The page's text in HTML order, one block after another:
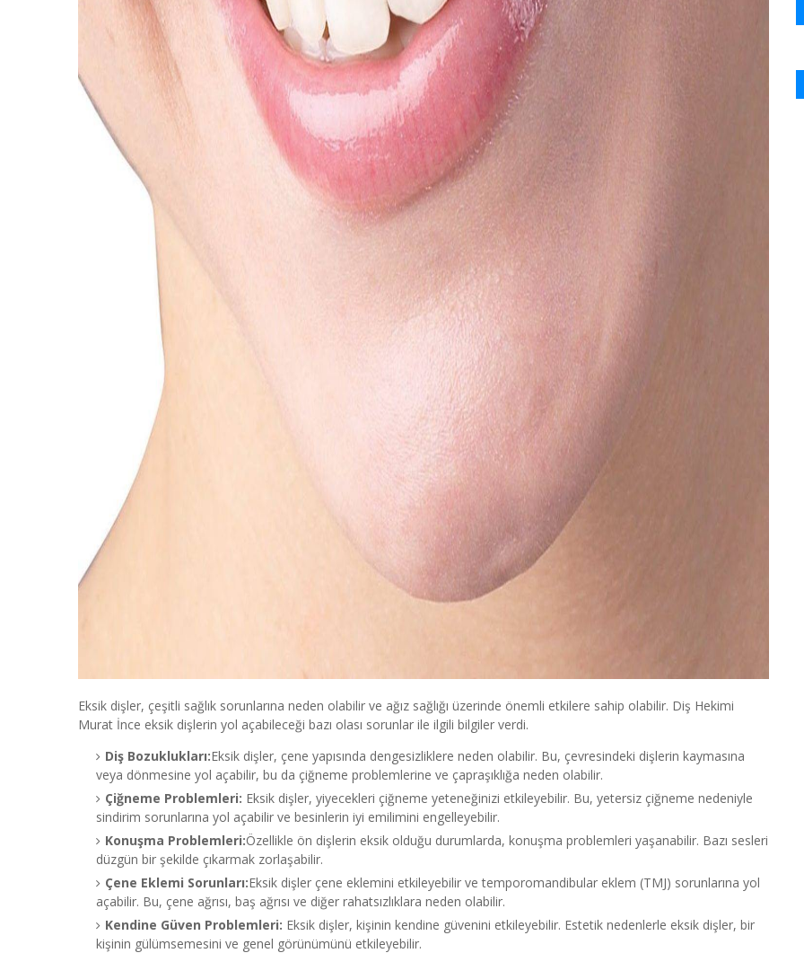
Eksik dişler, çeşitli sağlık sorunlarına neden olabilir ve ağız sağlığı üzerinde önemli etkilere sahip olabilir. Diş Hekimi
Murat İnce eksik dişlerin yol açabileceği bazı olası sorunlar ile ilgili bilgiler verdi.
Diş Bozuklukları:Eksik dişler, çene yapısında dengesizliklere neden olabilir. Bu, çevresindeki dişlerin kaymasına
veya dönmesine yol açabilir, bu da çiğneme problemlerine ve çapraşıklığa neden olabilir.
Çiğneme Problemleri: Eksik dişler, yiyecekleri çiğneme yeteneğinizi etkileyebilir. Bu, yetersiz çiğneme nedeniyle
sindirim sorunlarına yol açabilir ve besinlerin iyi emilimini engelleyebilir.
Konuşma Problemleri:Özellikle ön dişlerin eksik olduğu durumlarda, konuşma problemleri yaşanabilir. Bazı sesleri
düzgün bir şekilde çıkarmak zorlaşabilir.
Çene Eklemi Sorunları:Eksik dişler çene eklemini etkileyebilir ve temporomandibular eklem (TMJ) sorunlarına yol
açabilir. Bu, çene ağrısı, baş ağrısı ve diğer rahatsızlıklara neden olabilir.
Kendine Güven Problemleri: Eksik dişler, kişinin kendine güvenini etkileyebilir. Estetik nedenlerle eksik dişler, bir
kişinin gülümsemesini ve genel görünümünü etkileyebilir.